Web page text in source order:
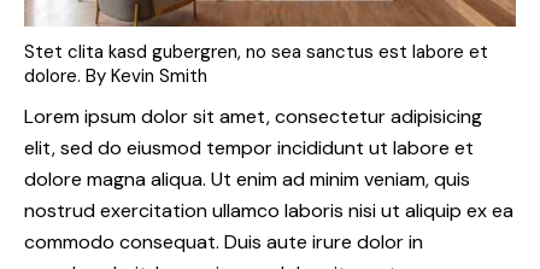
Stet clita kasd gubergren, no sea sanctus est labore et
dolore. By Kevin Smith
Lorem ipsum dolor sit amet, consectetur adipisicing
elit, sed do eiusmod tempor incididunt ut labore et
dolore magna aliqua. Ut enim ad minim veniam, quis
nostrud exercitation ullamco laboris nisi ut aliquip ex ea
commodo consequat. Duis aute irure dolor in